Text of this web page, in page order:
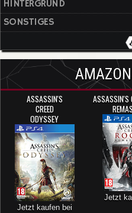
HINTERGRUND
SONSTIGES
ASSASSIN'S
CREED
ODYSSEY
Jetzt kaufen bei
ASSASSIN'S
Jetzt